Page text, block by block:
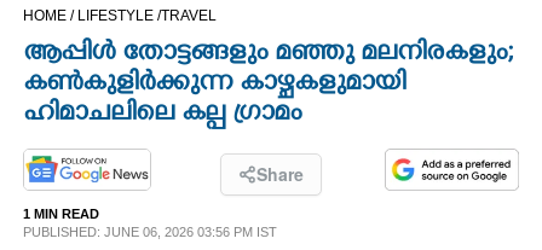
OPINION
PHOTOS
LIFESTYLE
HOME / LIFESTYLE /TRAVEL
ആപ്പിൾ തോട്ടങ്ങളും മഞ്ഞു മലനിരകളും;
കൺകുളിർക്കുന്ന കാഴ്ചകളുമായി
ഹിമാചലിലെ കല്പ ഗ്രാമം
Share
1 MIN READ
PUBLISHED: JUNE 06, 2026 03:56 PM IST